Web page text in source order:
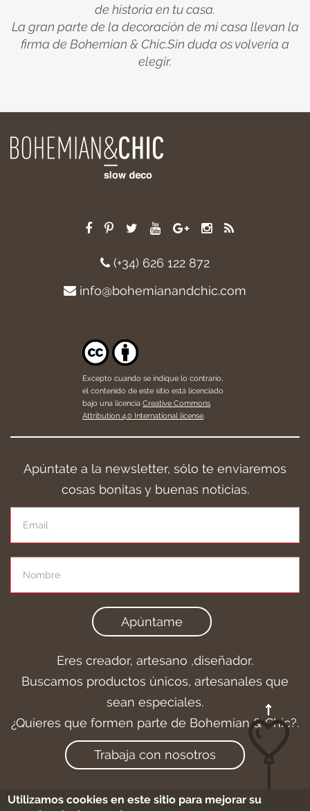
de historia en tu casa.
La gran parte de la decoración de mi casa llevan la
firma de Bohemian & Chic.Sin duda os volvería a
elegir.
(+34) 626 122 872
info@bohemianandchic.com
Excepto cuando se indique lo contrario,
el contenido de este sitio está licenciado
bajo una licencia Creative Commons
Attribution 4.0 International license.
Apúntate a la newsletter, sólo te enviaremos
cosas bonitas y buenas noticias.
Apúntame
Eres creador, artesano ,diseñador.
Buscamos productos únicos, artesanales que
sean especiales.
¿Quieres que formen parte de Bohemian & Chic?.
Trabaja con nosotros
Utilizamos cookies en este sitio para mejorar su